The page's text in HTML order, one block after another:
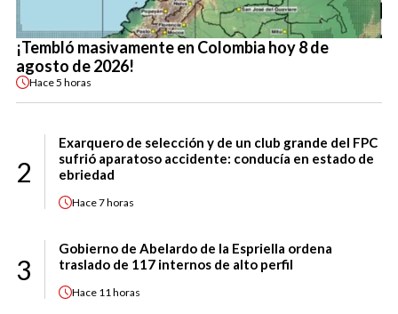
¡Tembló masivamente en Colombia hoy 8 de
agosto de 2026!
Hace5 horas
2
Exarquero de selección y de un club grande del FPC
sufrió aparatoso accidente: conducía en estado de
ebriedad
Hace7 horas
3
Gobierno de Abelardo de la Espriella ordena
traslado de 117 internos de alto perfil
Hace 11 horas